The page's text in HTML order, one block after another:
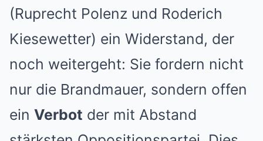
(Ruprecht Polenz und Roderich
Kiesewetter) ein Widerstand, der
noch weitergeht: Sie fordern nicht
nur die Brandmauer, sondern offen
ein Verbot der mit Abstand